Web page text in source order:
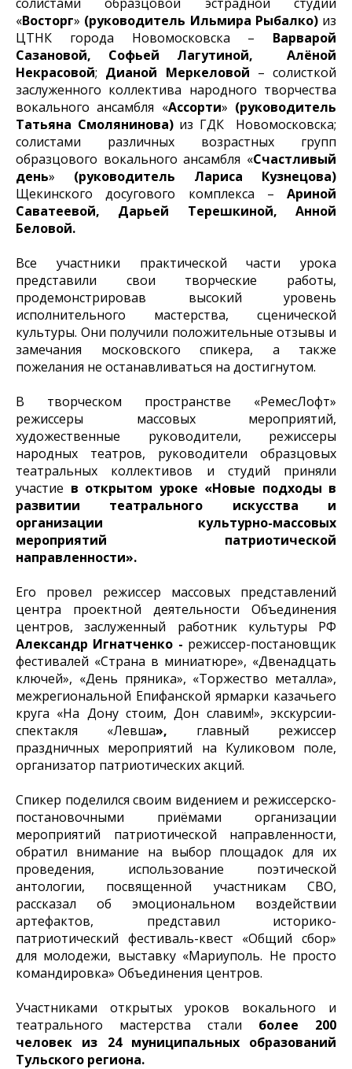
«Восторг» (руководитель Ильмира Рыбалко)из
ЦТНК города Новомосковска – Варварой
Сазановой, Софьей Лагутиной, Алёной
Некрасовой; Дианой Меркеловой – солисткой
заслуженного коллектива народного творчества
вокального ансамбля «Ассорти» (руководитель
Татьяна Смолянинова)из ГДК Новомосковска;
солистами различных возрастных групп
образцового вокального ансамбля «Счастливый
день» (руководитель Лариса Кузнецова)
Щекинского досугового комплекса – Ариной
Саватеевой, Дарьей Терешкиной, Анной
Беловой.
Все участники практической части урока
представили свои творческие работы,
продемонстрировав высокий уровень
исполнительного мастерства, сценической
культуры. Они получили положительные отзывы и
замечания московского спикера, а также
пожелания не останавливаться на достигнутом.
В творческом пространстве «РемесЛофт»
режиссеры массовых мероприятий,
художественные руководители, режиссеры
народных театров, руководители образцовых
театральных коллективов и студий приняли
участие в открытом уроке «Новые подходы в
развитии театрального искусства и
организации культурно-массовых
мероприятий патриотической
направленности».
Его провел режиссер массовых представлений
центра проектной деятельности Объединения
центров, заслуженный работник культуры РФ
Александр Игнатченко - режиссер-постановщик
фестивалей «Страна в миниатюре», «Двенадцать
ключей», «День пряника», «Торжество металла»,
межрегиональной Епифанской ярмарки казачьего
круга «На Дону стоим, Дон славим!», экскурсии-
спектакля «Левша», главный режиссер
праздничных мероприятий на Куликовом поле,
организатор патриотических акций.
Спикер поделился своим видением и режиссерско-
постановочными приёмами организации
мероприятий патриотической направленности,
обратил внимание на выбор площадок для их
проведения, использование поэтической
антологии, посвященной участникам СВО,
рассказал об эмоциональном воздействии
артефактов, представил историко-
патриотический фестиваль-квест «Общий сбор»
для молодежи, выставку «Мариуполь. Не просто
командировка» Объединения центров.
Участниками открытых уроков вокального и
театрального мастерства стали более 200
человек из 24 муниципальных образований
Тульского региона.